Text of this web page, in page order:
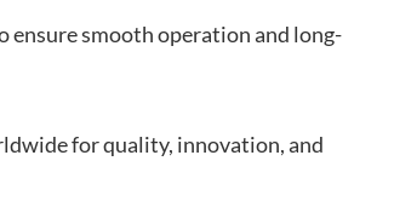
ensure smooth operation and long-
for quality, innovation, and